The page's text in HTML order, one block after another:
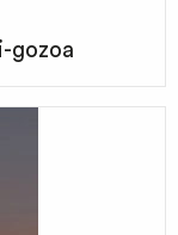
gozoa